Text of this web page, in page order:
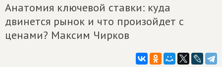
Анатомия ключевой ставки: куда
двинется рынок и что произойдет с
ценами? Максим Чирков